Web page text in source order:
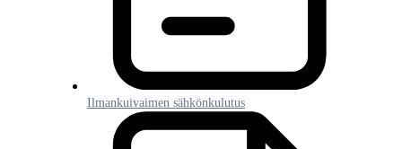
Ilmankuivaimen sähkönkulutus